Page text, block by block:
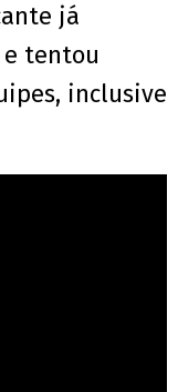
já
tentou
inclusive